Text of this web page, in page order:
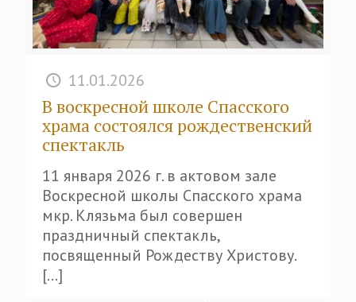
11.01.2026
В воскресной школе Спасского
храма состоялся рождественский
спектакль
11 января 2026 г. в актовом зале
Воскресной школы Спасского храма
мкр. Клязьма был совершен
праздничный спектакль,
посвященный Рождеству Христову.
[…]